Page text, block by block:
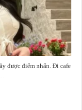
được điểm nhấn. Đi cafe